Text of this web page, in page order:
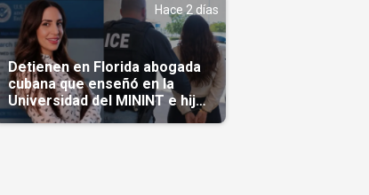
Hace 2 días
Detienen en Florida abogada
cubana que enseñó en la
Universidad del MININT e hija
de diplomático cubano